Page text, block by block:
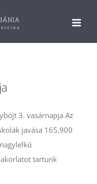
3. vasárnapja Az
javása 165.900
tartunk